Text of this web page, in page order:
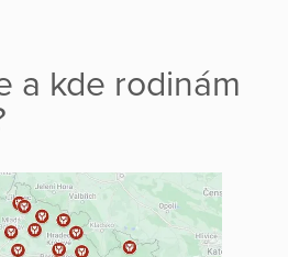
a kde rodinám